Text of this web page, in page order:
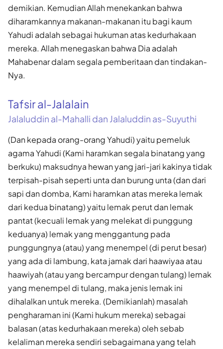
demikian. Kemudian Allah menekankan bahwa
diharamkannya makanan-makanan itu bagi kaum
Yahudi adalah sebagai hukuman atas kedurhakaan
mereka. Allah menegaskan bahwa Dia adalah
Mahabenar dalam segala pemberitaan dan tindakan-
Nya.
Tafsir al-Jalalain
Jalaluddin al-Mahalli dan Jalaluddin as-Suyuthi
(Dan kepada orang-orang Yahudi) yaitu pemeluk
agama Yahudi (Kami haramkan segala binatang yang
berkuku) maksudnya hewan yang jari-jari kakinya tidak
terpisah-pisah seperti unta dan burung unta (dan dari
sapi dan domba, Kami haramkan atas mereka lemak
dari kedua binatang) yaitu lemak perut dan lemak
pantat (kecuali lemak yang melekat di punggung
keduanya) lemak yang menggantung pada
punggungnya (atau) yang menempel (di perut besar)
yang ada di lambung, kata jamak dari haawiyaa atau
haawiyah (atau yang bercampur dengan tulang) lemak
yang menempel di tulang, maka jenis lemak ini
dihalalkan untuk mereka. (Demikianlah) masalah
pengharaman ini (Kami hukum mereka) sebagai
balasan (atas kedurhakaan mereka) oleh sebab
kelaliman mereka sendiri sebagaimana yang telah